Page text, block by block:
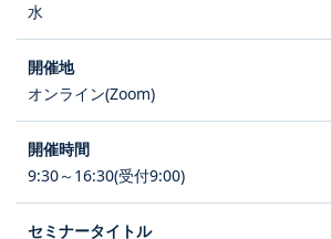
水
オンライン(Zoom)
9:30～16:30(受付9:00)